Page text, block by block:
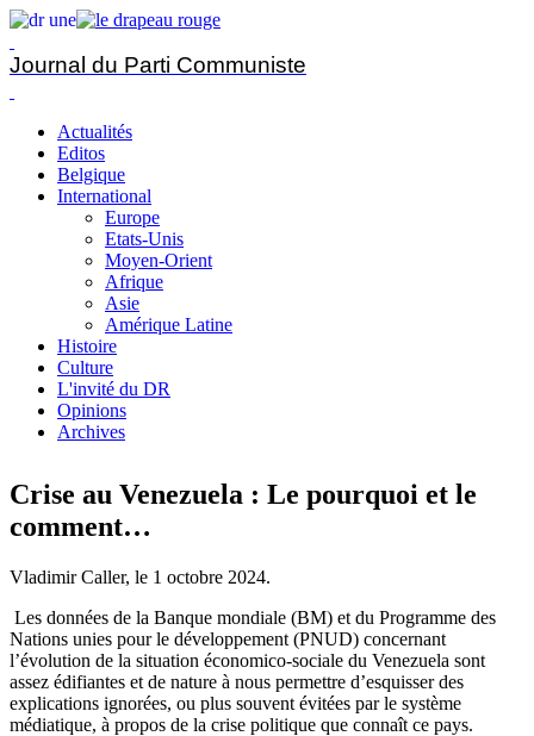
Journal du Parti Communiste
Actualités
Editos
Belgique
International
Europe
Etats-Unis
Moyen-Orient
Afrique
Asie
Amérique Latine
Histoire
Culture
L'invité du DR
Opinions
Archives
Crise au Venezuela : Le pourquoi et le
comment…
Vladimir Caller, le 1 octobre 2024.
Les données de la Banque mondiale (BM) et du Programme des
Nations unies pour le développement (PNUD) concernant
l’évolution de la situation économico-sociale du Venezuela sont
assez édifiantes et de nature à nous permettre d’esquisser des
explications ignorées, ou plus souvent évitées par le système
médiatique, à propos de la crise politique que connaît ce pays.